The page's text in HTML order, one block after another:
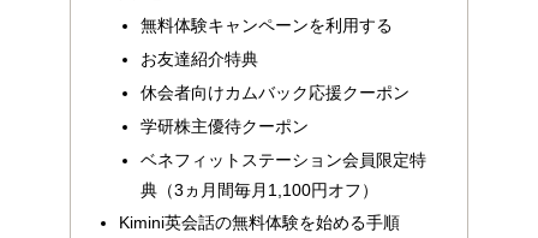
無料体験キャンペーンを利用する
お友達紹介特典
休会者向けカムバック応援クーポン
学研株主優待クーポン
ベネフィットステーション会員限定特
典（3ヵ月間毎月1,100円オフ）
Kimini英会話の無料体験を始める手順